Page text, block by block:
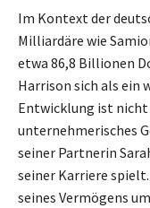
Im Kontext der
Milliardäre wie
etwa 86,8 Billionen
Harrison sich als ein
Entwicklung ist nicht
unternehmerisches
seiner Partnerin
seiner Karriere
seines Vermögens